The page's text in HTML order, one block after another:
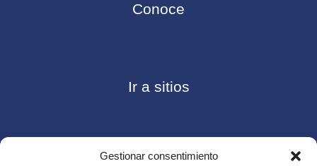
Gestionar consentimiento
Conoce
Ir a sitios